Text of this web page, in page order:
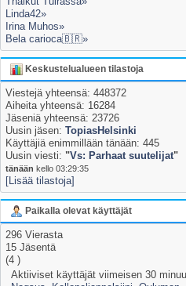
Linda42»
Irina Muhos»
Bela carioca🇧🇷»
Keskustelualueen tilastoja
Viestejä yhteensä: 448372
Aiheita yhteensä: 16284
Jäseniä yhteensä: 23726
Uusin jäsen: TopiasHelsinki
Käyttäjiä enimmillään tänään: 445
Uusin viesti: "Vs: Parhaat suutelijat"
tänään kello 03:29:35
[Lisää tilastoja]
Paikalla olevat käyttäjät
296 Vierasta
15 Jäsentä
(4 )
Aktiiviset käyttäjät viimeisen 30